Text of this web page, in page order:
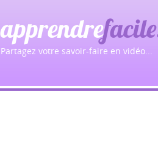
apprendre
Partagez votre savoir-faire en vidéo...